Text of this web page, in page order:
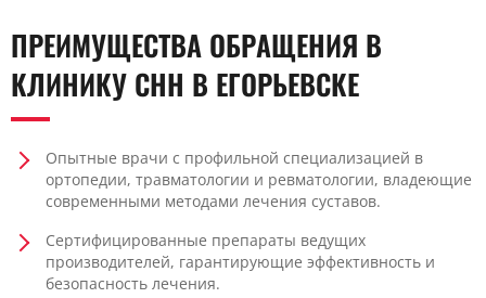
ПРЕИМУЩЕСТВА ОБРАЩЕНИЯ В
КЛИНИКУ CHH В ЕГОРЬЕВСКЕ
Опытные врачи с профильной специализацией в
ортопедии, травматологии и ревматологии, владеющие
современными методами лечения суставов.
Сертифицированные препараты ведущих
производителей, гарантирующие эффективность и
безопасность лечения.